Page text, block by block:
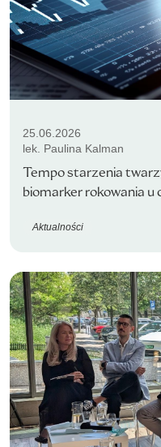
25.06.2026
lek. Paulina Kalman
Tempo starzenia
biomarker rokowania u
Aktualności